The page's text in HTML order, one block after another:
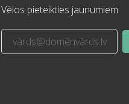
Vēlos pieteikties jaunumiem